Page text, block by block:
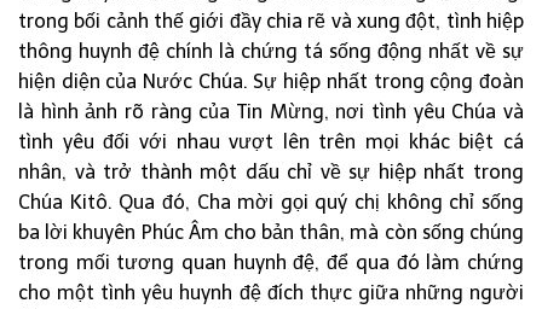
trong bối cảnh thế giới đầy chia rẽ và xung đột, tình hiệp
thông huynh đệ chính là chứng tá sống động nhất về sự
hiện diện của Nước Chúa. Sự hiệp nhất trong cộng đoàn
là hình ảnh rõ ràng của Tin Mừng, nơi tình yêu Chúa và
tình yêu đối với nhau vượt lên trên mọi khác biệt cá
nhân, và trở thành một dấu chỉ về sự hiệp nhất trong
Chúa Kitô. Qua đó, Cha mời gọi quý chị không chỉ sống
ba lời khuyên Phúc Âm cho bản thân, mà còn sống chúng
trong mối tương quan huynh đệ, để qua đó làm chứng
cho một tình yêu huynh đệ đích thực giữa những người